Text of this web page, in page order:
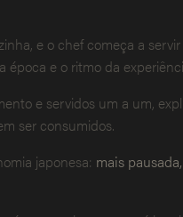
e o chef começa a
época e o ritmo da
e servidos um a um,
ser consumidos.
japonesa: mais